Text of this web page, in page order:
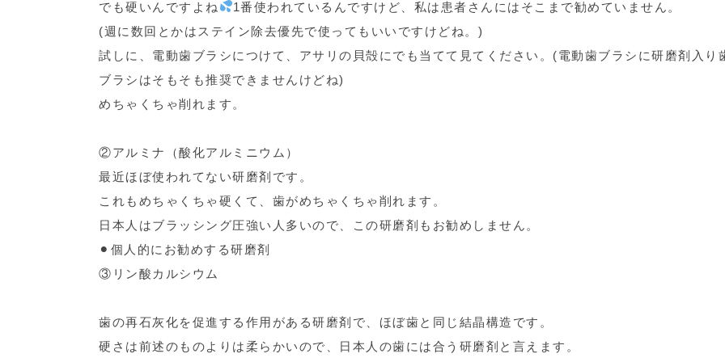
でも硬いんですよね
1番使われているんですけど、私は患者さんにはそこまで勧めていません。
(週に数回とかはステイン除去優先で使ってもいいですけどね。)
試しに、電動歯ブラシにつけて、アサリの貝殻にでも当てて見てください。(電動歯ブラシに研磨剤入り
ブラシはそもそも推奨できませんけどね)
めちゃくちゃ削れます。
②アルミナ（酸化アルミニウム）
最近ほぼ使われてない研磨剤です。
これもめちゃくちゃ硬くて、歯がめちゃくちゃ削れます。
日本人はブラッシング圧強い人多いので、この研磨剤もお勧めしません。
⚫︎個人的にお勧めする研磨剤
③リン酸カルシウム
歯の再石灰化を促進する作用がある研磨剤で、ほぼ歯と同じ結晶構造です。
硬さは前述のものよりは柔らかいので、日本人の歯には合う研磨剤と言えます。